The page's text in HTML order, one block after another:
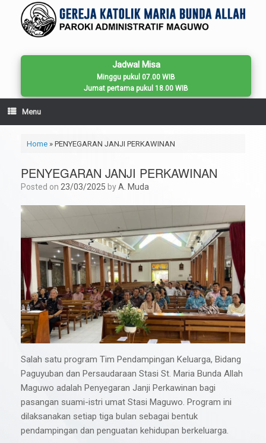
content
Jadwal Misa
Minggu pukul 07.00 WIB
Jumat pertama pukul 18.00 WIB
Menu
Home» PENYEGARAN JANJI PERKAWINAN
PENYEGARAN JANJI PERKAWINAN
Posted on 23/03/2025 byA. Muda
Salah satu program Tim Pendampingan Keluarga, Bidang
Paguyuban dan Persaudaraan Stasi St. Maria Bunda Allah
Maguwo adalah Penyegaran Janji Perkawinan bagi
pasangan suami-istri umat Stasi Maguwo. Program ini
dilaksanakan setiap tiga bulan sebagai bentuk
pendampingan dan penguatan kehidupan berkeluarga.